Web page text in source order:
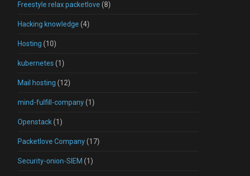
Freestyle relax packetlove (8)
Hacking knowledge (4)
Hosting (10)
kubernetes (1)
Mail hosting (12)
mind-fulfill-company(1)
Openstack(1)
Packetlove Company(17)
Security-onion-SIEM (1)